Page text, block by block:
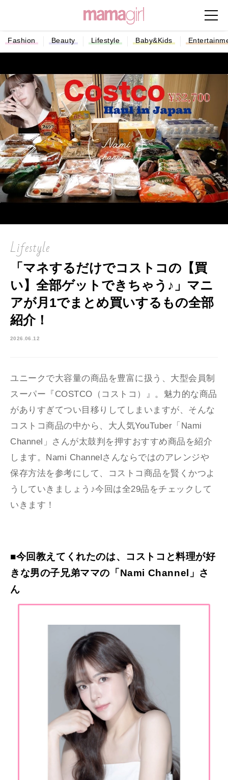
Fashion Beauty Lifestyle Baby&Kids
Lifestyle
「マネするだけでコストコの【買
い】全部ゲットできちゃう♪」マニ
アが月1でまとめ買いするもの全部
紹介！
2026.06.12
ユニークで大容量の商品を豊富に扱う、大型会員制
スーパー『COSTCO（コストコ）』。魅力的な商品
がありすぎてつい目移りしてしまいますが、そんな
コストコ商品の中から、大人気YouTuber「Nami
Channel」さんが太鼓判を押すおすすめ商品を紹介
します。Nami Channelさんならではのアレンジや
保存方法を参考にして、コストコ商品を賢くかつよ
うしていきましょう♪今回は全29品をチェックして
いきます！
■今回教えてくれたのは、コストコと料理が好
きな男の子兄弟ママの「Nami Channel」さ
ん